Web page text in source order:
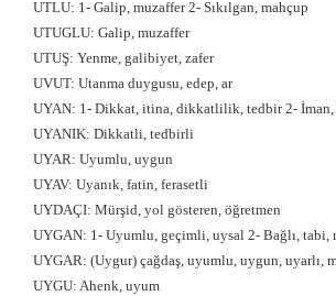
UTLU: 1- Galip, muzaffer 2- Sıkılgan, mahçup
UTUGLU: Galip, muzaffer
UTUŞ: Yenme, galibiyet, zafer
UVUT: Utanma duygusu, edep, ar
UYAN: 1- Dikkat, itina, dikkatlilik, tedbir 2- İman,
UYANIK: Dikkatli, tedbirli
UYAR: Uyumlu, uygun
UYAV: Uyanık, fatin, ferasetli
UYDAÇI: Mürşid, yol gösteren, öğretmen
UYGAN: 1- Uyumlu, geçimli, uysal 2- Bağlı, tabi,
UYGAR: (Uygur) çağdaş, uyumlu, uygun, uyarlı,
UYGU: Ahenk, uyum